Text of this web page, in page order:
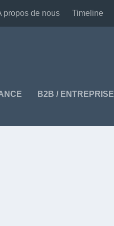
propos de nous Timeline
B2B / ENTREPRISE